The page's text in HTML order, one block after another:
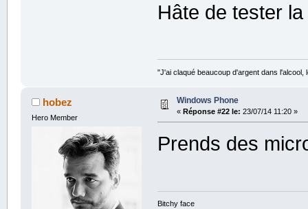
Hâte de tester
"J'ai claqué beaucoup d'argent dans
hobez
Hero Member
Windows Phone
« Réponse #22 le: 23/07/14 11:20 »
Prends des
Bitchy face